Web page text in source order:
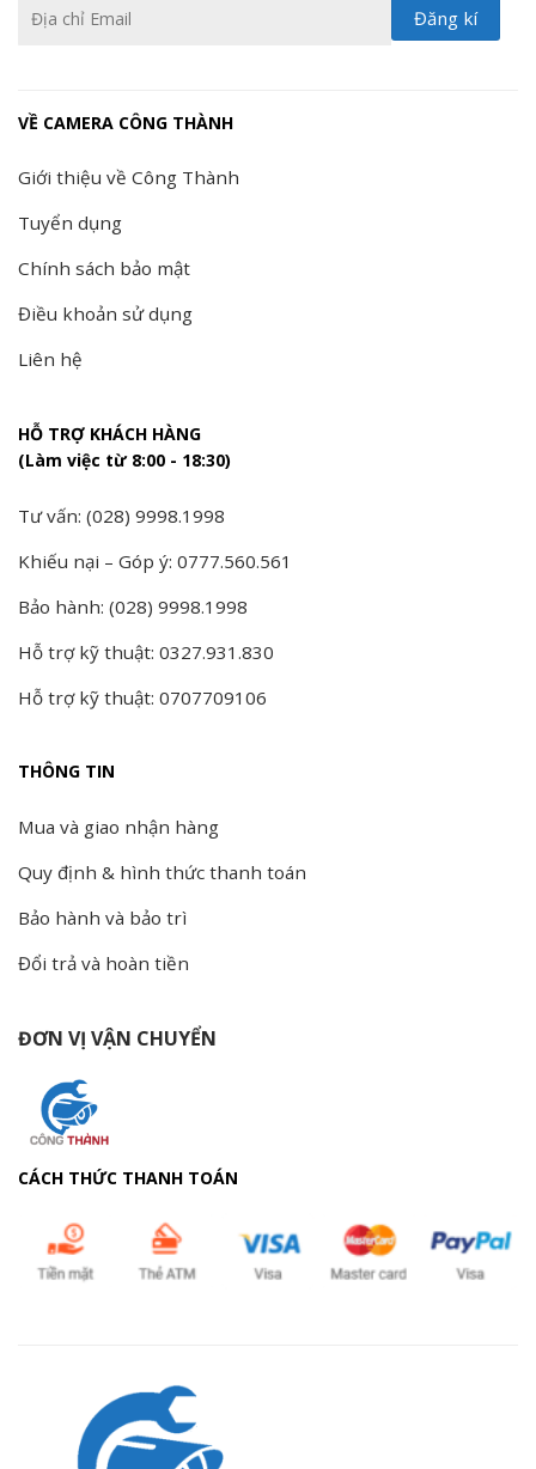
VỀ CAMERA CÔNG THÀNH
Giới thiệu về Công Thành
Tuyển dụng
Chính sách bảo mật
Điều khoản sử dụng
Liên hệ
HỖ TRỢ KHÁCH HÀNG
(Làm việc từ 8:00 - 18:30)
Tư vấn: (028) 9998.1998
Khiếu nại – Góp ý: 0777.560.561
Bảo hành: (028) 9998.1998
Hỗ trợ kỹ thuật: 0327.931.830
Hỗ trợ kỹ thuật: 0707709106
THÔNG TIN
Mua và giao nhận hàng
Quy định & hình thức thanh toán
Bảo hành và bảo trì
Đổi trả và hoàn tiền
ĐƠN VỊ VẬN CHUYỂN
CÁCH THỨC THANH TOÁN